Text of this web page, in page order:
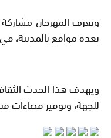
ويعرف المهرجان
بعدة مواقع بالمدينة، في
ويهدف هذا الحدث
للجهة، وتوفير فضاءات